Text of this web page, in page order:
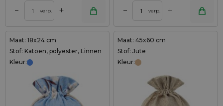
– verp. + – verp. +
Maat: 18x24 cm
Stof: Katoen, polyester, Linnen
Kleur:
Maat: 45x60 cm
Stof: Jute
Kleur: